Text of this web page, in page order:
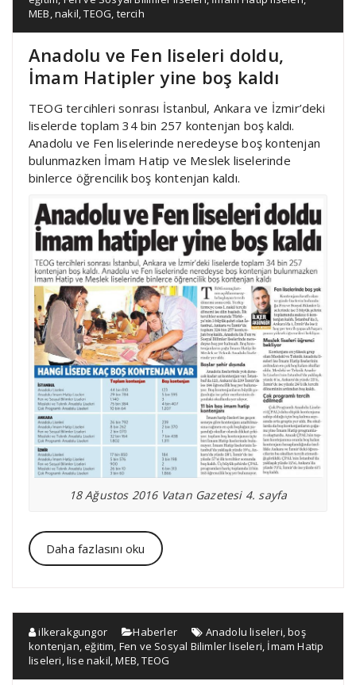
MEB,nakil,TEOG, tercih
Anadolu ve Fen liseleri doldu,
İmam Hatipler yine boş kaldı
TEOG tercihleri sonrası İstanbul, Ankara ve İzmir’deki
liselerde toplam 34 bin 257 kontenjan boş kaldı.
Anadolu ve Fen liselerinde neredeyse boş kontenjan
bulunmazken İmam Hatip ve Meslek liselerinde
binlerce öğrencilik boş kontenjan kaldı.
18 Ağustos 2016 Vatan Gazetesi 4. sayfa
Daha fazlasını oku
ilkerakgungor Haberler Anadolu liseleri,boş
kontenjan,eğitim, Fen ve Sosyal Bilimler liseleri, İmam Hatip
liseleri,lise nakil,MEB,TEOG